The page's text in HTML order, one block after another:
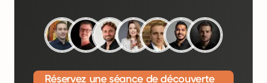
Réservez une séance de découverte